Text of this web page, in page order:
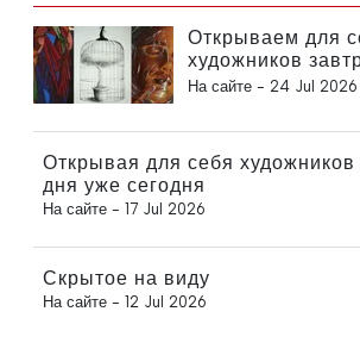
Открываем для
художников
уже сегодня
На сайте - 24 Jul 2026
Открывая для себя художников
дня уже сегодня
На сайте - 17 Jul 2026
Скрытое на виду
На сайте - 12 Jul 2026